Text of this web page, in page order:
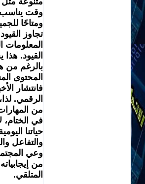
ومتاحًا
القيود.
من
المتلقي.